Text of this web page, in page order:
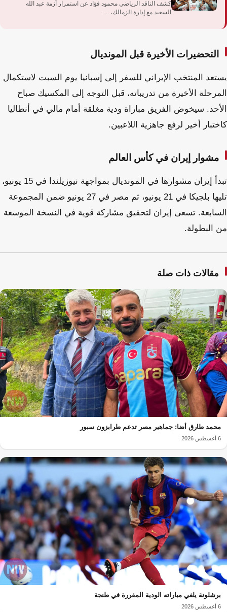
كشف الناقد الرياضي محمود فؤاد عن استمرار أزمة عبد الله
السعيد مع إدارة الزمالك، ...
التحضيرات الأخيرة قبل المونديال
يستعد المنتخب الإيراني للسفر إلى إسبانيا يوم السبت لاستكمال
المرحلة الأخيرة من تدريباته، قبل التوجه إلى المكسيك صباح
الأحد. سيخوض الفريق مباراة ودية مغلقة أمام مالي في أنطاليا
كاختبار أخير لرفع جاهزية اللاعبين.
مشوار إيران في كأس العالم
تبدأ إيران مشوارها في المونديال بمواجهة نيوزيلندا في 15 يونيو،
تليها بلجيكا في 21 يونيو، ثم مصر في 27 يونيو ضمن المجموعة
السابعة. تسعى إيران لتحقيق مشاركة قوية في النسخة الموسعة
من البطولة.
مقالات ذات صلة
محمد طارق أضا: جماهير مصر تدعم طرابزون سبور
6 أغسطس 2026
برشلونة يلغي مباراته الودية المقررة في طنجة
6 أغسطس 2026